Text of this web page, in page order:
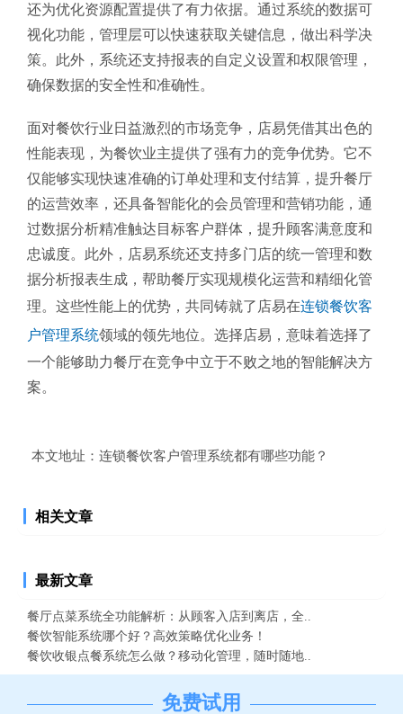
还为优化资源配置提供了有力依据。通过系统的数据可
视化功能，管理层可以快速获取关键信息，做出科学决
策。此外，系统还支持报表的自定义设置和权限管理，
确保数据的安全性和准确性。
面对餐饮行业日益激烈的市场竞争，店易凭借其出色的
性能表现，为餐饮业主提供了强有力的竞争优势。它不
仅能够实现快速准确的订单处理和支付结算，提升餐厅
的运营效率，还具备智能化的会员管理和营销功能，通
过数据分析精准触达目标客户群体，提升顾客满意度和
忠诚度。此外，店易系统还支持多门店的统一管理和数
据分析报表生成，帮助餐厅实现规模化运营和精细化管
理。这些性能上的优势，共同铸就了店易在连锁餐饮客
户管理系统领域的领先地位。选择店易，意味着选择了
一个能够助力餐厅在竞争中立于不败之地的智能解决方
案。
本文地址： 连锁餐饮客户管理系统都有哪些功能？
相关文章
最新文章
餐厅点菜系统全功能解析：从顾客入店到离店，全..
餐饮智能系统哪个好？高效策略优化业务！
餐饮收银点餐系统怎么做？移动化管理，随时随地..
免费试用